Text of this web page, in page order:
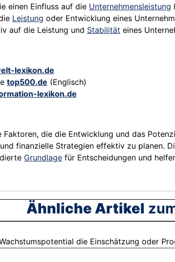
einen Einfluss auf die Unternehmensleistung
Leistung oder Entwicklung eines
auf die Leistung und Stabilität eines
lexikon.de
top500.de (Englisch)
lexikon.de
die die Entwicklung und das
finanzielle Strategien effektiv zu planen.
Grundlage für Entscheidungen und
Ähnliche Artikel
die Einschätzung oder